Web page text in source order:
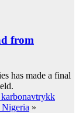
from
has made a final
karbonavtrykk
Nigeria »